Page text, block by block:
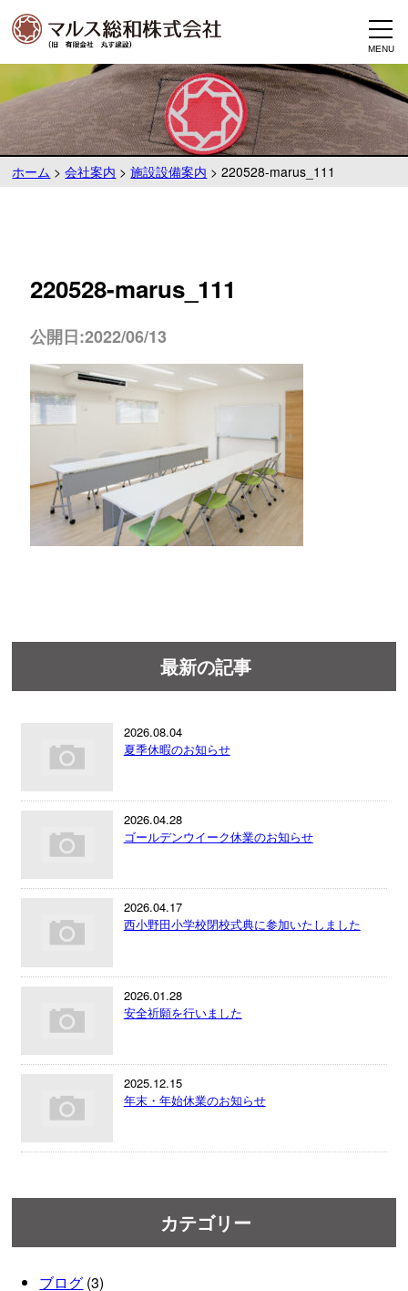
ホーム >会社案内 >施設設備案内 >220528-marus_111
220528-marus_111
公開日:2022/06/13
最新の記事
2026.08.04
夏季休暇のお知らせ
2026.04.28
ゴールデンウイーク休業のお知らせ
2026.04.17
西小野田小学校閉校式典に参加いたしました
2026.01.28
安全祈願を行いました
2025.12.15
年末・年始休業のお知らせ
カテゴリー
ブログ (3)